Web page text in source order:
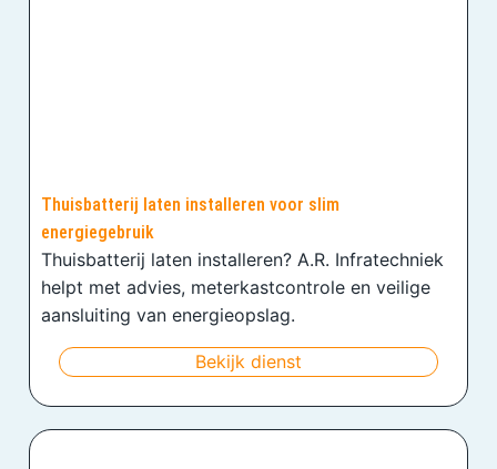
Thuisbatterij laten installeren voor slim
energiegebruik
Thuisbatterij laten installeren? A.R. Infratechniek
helpt met advies, meterkastcontrole en veilige
aansluiting van energieopslag.
Bekijk dienst